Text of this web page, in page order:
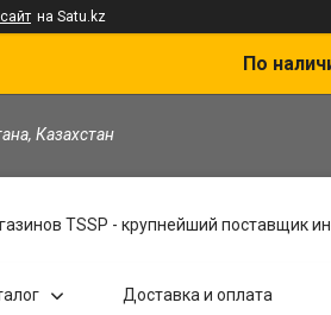
на Satu.kz
По
Казахстан
TSSP - крупнейший поставщик
Доставка и оплата